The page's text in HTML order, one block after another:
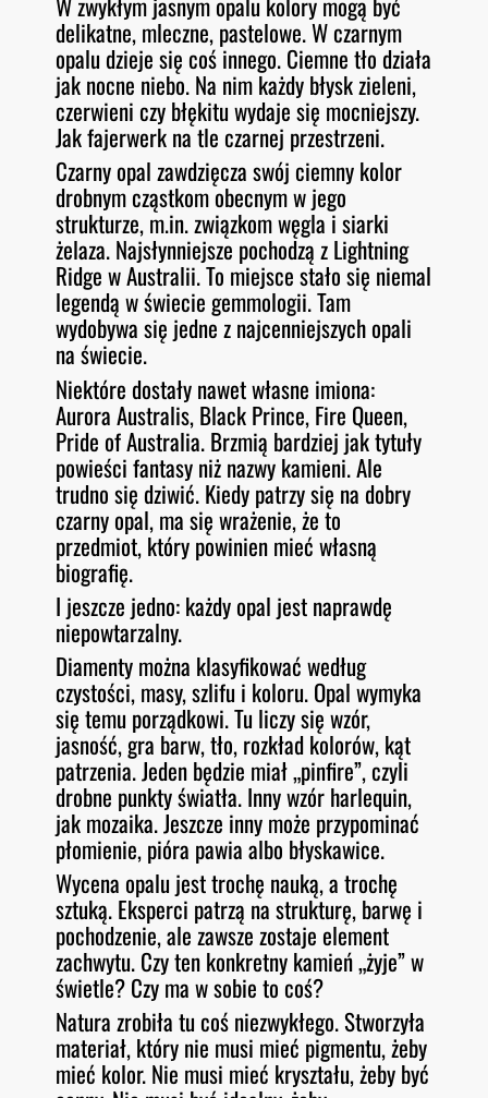
delikatne, mleczne, pastelowe. W czarnym
opalu dzieje się coś innego. Ciemne tło działa
jak nocne niebo. Na nim każdy błysk zieleni,
czerwieni czy błękitu wydaje się mocniejszy.
Jak fajerwerk na tle czarnej przestrzeni.
Czarny opal zawdzięcza swój ciemny kolor
drobnym cząstkom obecnym w jego
strukturze, m.in. związkom węgla i siarki
żelaza. Najsłynniejsze pochodzą z Lightning
Ridge w Australii. To miejsce stało się niemal
legendą w świecie gemmologii. Tam
wydobywa się jedne z najcenniejszych opali
na świecie.
Niektóre dostały nawet własne imiona:
Aurora Australis, Black Prince, Fire Queen,
Pride of Australia. Brzmią bardziej jak tytuły
powieści fantasy niż nazwy kamieni. Ale
trudno się dziwić. Kiedy patrzy się na dobry
czarny opal, ma się wrażenie, że to
przedmiot, który powinien mieć własną
biografię.
I jeszcze jedno: każdy opal jest naprawdę
niepowtarzalny.
Diamenty można klasyfikować według
czystości, masy, szlifu i koloru. Opal wymyka
się temu porządkowi. Tu liczy się wzór,
jasność, gra barw, tło, rozkład kolorów, kąt
patrzenia. Jeden będzie miał „pinfire”, czyli
drobne punkty światła. Inny wzór harlequin,
jak mozaika. Jeszcze inny może przypominać
płomienie, pióra pawia albo błyskawice.
Wycena opalu jest trochę nauką, a trochę
sztuką. Eksperci patrzą na strukturę, barwę i
pochodzenie, ale zawsze zostaje element
zachwytu. Czy ten konkretny kamień „żyje” w
świetle? Czy ma w sobie to coś?
Natura zrobiła tu coś niezwykłego. Stworzyła
materiał, który nie musi mieć pigmentu, żeby
mieć kolor. Nie musi mieć kryształu, żeby być